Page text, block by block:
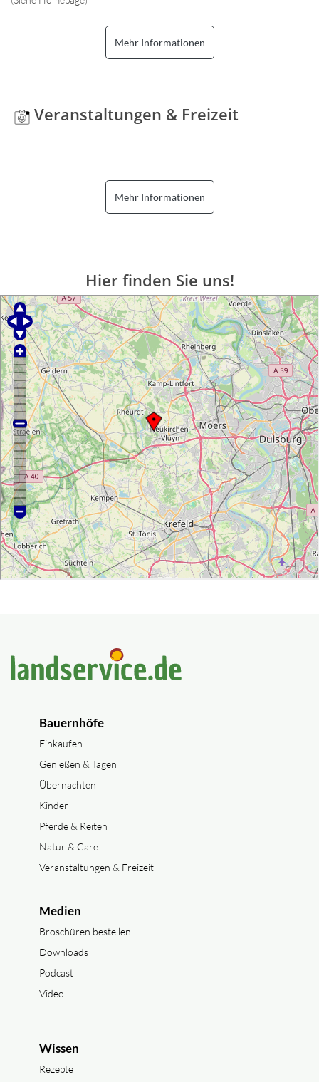
Mehr Informationen
Veranstaltungen & Freizeit
Mehr Informationen
Hier finden Sie uns!
Bauernhöfe
Einkaufen
Genießen & Tagen
Übernachten
Kinder
Pferde & Reiten
Natur & Care
Veranstaltungen & Freizeit
Medien
Broschüren bestellen
Downloads
Podcast
Video
Wissen
Rezepte